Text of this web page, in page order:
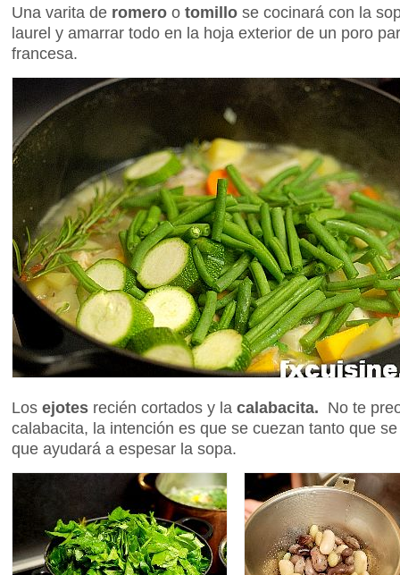
Una varita de romero o tomillo se cocinará con la
laurel y amarrar todo en la hoja exterior de un poro
francesa.
Los ejotes recién cortados y la calabacita. No te
calabacita, la intención es que se cuezan tanto que
que ayudará a espesar la sopa.